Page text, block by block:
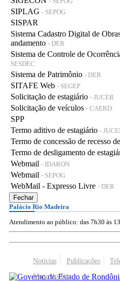
SIPLAG - SEPOG
SISPAR
Sistema Cadastro Digital de
andamento - DER
Sistema de Controle de
SESDEC
Sistema de Patrimônio - DER
SITAFE Web - SEGEP
Solicitação de estagiário - JUCER
Solicitação de veículos - CAERD
SPP
Termo aditivo de estagiário -
Termo de concessão de recesso
Termo de desligamento de
Webmail - IDARON
Webmail - SEPOG
WebMail - Expresso Livre - DER
Fechar
Palácio Rio Madeira
Atendimento ao público: das 7h30 às
Notícias Publicações
Mapa do Site